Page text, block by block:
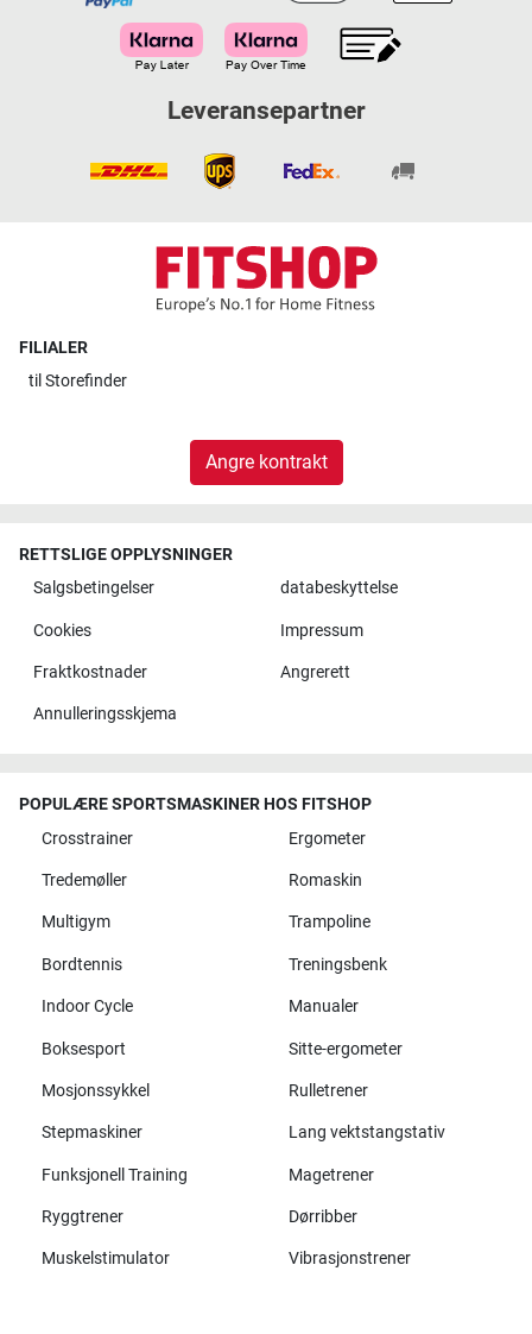
Leveransepartner
FILIALER
til Storefinder
Angre kontrakt
RETTSLIGE OPPLYSNINGER
Salgsbetingelser
databeskyttelse
Cookies Impressum
Fraktkostnader Angrerett
Annulleringsskjema
POPULÆRE SPORTSMASKINER HOS FITSHOP
Crosstrainer
Ergometer
Tredemøller Romaskin
Multigym Trampoline
Bordtennis Treningsbenk
Indoor Cycle Manualer
Boksesport Sitte-ergometer
Mosjonssykkel Rulletrener
Stepmaskiner Lang vektstangstativ
Funksjonell Training Magetrener
Ryggtrener Dørribber
Muskelstimulator Vibrasjonstrener